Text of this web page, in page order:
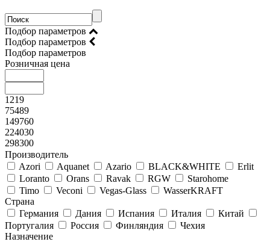
Подбор параметров
Подбор параметров
Подбор параметров
Розничная цена
1219
75489
149760
224030
298300
Производитель
Azori
Aquanet Azario BLACK&WHITE
Erlit
Loranto
Orans Ravak RGW
Starohome
Timo
Veconi Vegas-Glass
WasserKRAFT
Страна
Германия
Дания Испания Италия
Китай
Португалия
Россия Финляндия
Чехия
Назначение